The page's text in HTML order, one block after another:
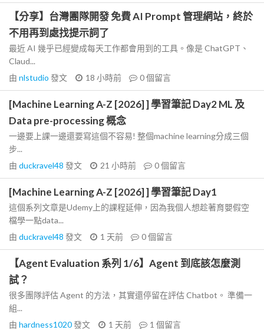
【分享】台灣團隊開發 免費 AI Prompt 管理網站，終於
不用再到處找提示詞了
最近 AI 幾乎已經變成每天工作都會用到的工具。像是 ChatGPT、
Claud...
由 nlstudio 發文 18 小時前 0個留言
[Machine Learning A-Z [2026] ] 學習筆記 Day2 ML 及
Data pre-processing 概念
一邊要上課一邊還要寫這個不容易! 整個machine learning分成三個
步...
由 duckravel48 發文 21 小時前 0個留言
[Machine Learning A-Z [2026] ] 學習筆記 Day1
這個系列文章是Udemy上的課程延伸，因為我個人想趁著育嬰假空
檔學一點data...
由 duckravel48 發文 1 天前 0個留言
【Agent Evaluation 系列 1/6】Agent 到底該怎麼測
試？
很多團隊評估 Agent 的方法，其實還停留在評估 Chatbot。 準備一
組...
由 hardness1020發文 1 天前 1 個留言